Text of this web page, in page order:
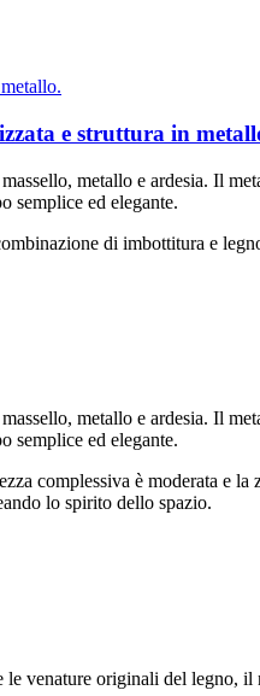
e struttura in
metallo e ardesia. Il
semplice ed elegante.
di imbottitura e
metallo e ardesia. Il
semplice ed elegante.
complessiva è moderata e
lo spirito dello spazio.
venature originali del legno,